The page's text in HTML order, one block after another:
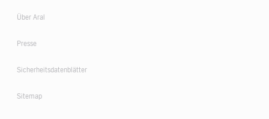
Über Aral
Presse
Sicherheitsdatenblätter
Sitemap